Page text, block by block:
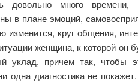
довольно много
в плане эмоций,
изменится, круг общения,
женщина, к которой он
уклад, причем так, чтобы
одна диагностика не